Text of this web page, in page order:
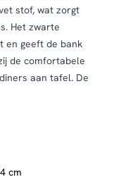
stof, wat zorgt
Het zwarte
en geeft de bank
de comfortabele
aan tafel. De
we aan
of dopjes onder
cm